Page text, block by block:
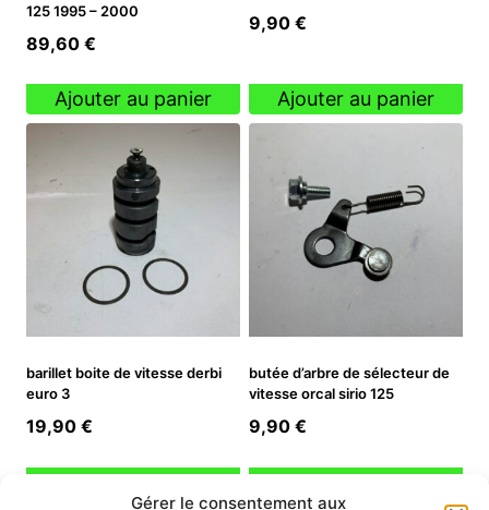
Gérer le consentement aux
125 1995 – 2000
89,60 €
Ajouter au panier
9,90 €
Ajouter au panier
barillet boite de vitesse derbi
euro 3
19,90 €
Ajouter au panier
butée d’arbre de sélecteur de
vitesse orcal sirio 125
9,90 €
Ajouter au panier